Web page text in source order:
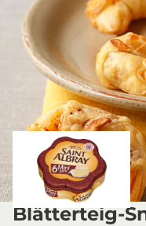
Blätterteig-